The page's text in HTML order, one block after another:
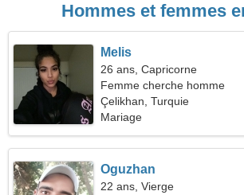
Hommes et femmes
Melis
26 ans, Capricorne
Femme cherche homme
Çelikhan, Turquie
Mariage
Oguzhan
22 ans, Vierge